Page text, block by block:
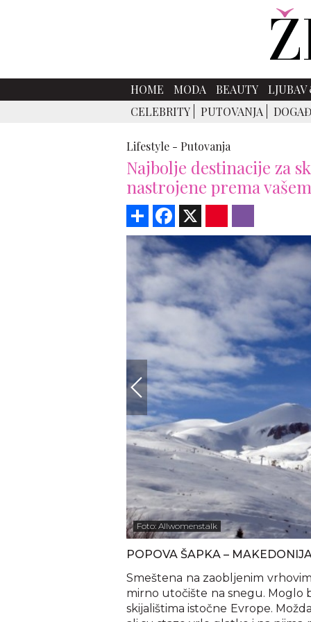
HOME MODA BEAUTY
CELEBRITY
PUTOVANJA
Lifestyle - Putovanja
Najbolje destinacije za
nastrojene prema
Share Facebook
Foto: Allwomenstalk
POPOVA ŠAPKA –
Smeštena na zaobljenim
mirno utočište na snegu. Moglo
skijalištima istočne Evrope.